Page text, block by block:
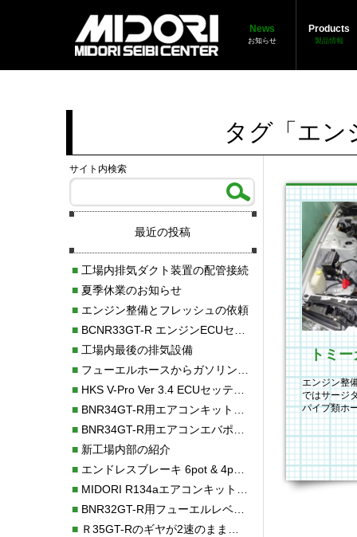
News
お知らせ
Products
製品情報
タグ「エン
エンジン整
ではサージ
パイプ類ホ
一新しま
サイト内検索
最近の投稿
■工場内排気ダクト装置の配管接続
■夏季休業のお知らせ
■エンジン整備とフレッシュの依頼
■BCNR33GT-R エンジンECUセッティング調整
■工場内最後の排気設備
■フューエルホースからガソリン漏れ
■HKS V-Pro Ver 3.4 ECUセッティング
■BNR34GT-R用エアコンキット新発売！！
■BNR34GT-R用エアコンエバポレーターを新発売！！
■新工場内部の紹介
■エンドレスブレーキ 6pot & 4potオーバーホール
■MIDORI R134aエアコンキットタイプⅡ取り付け
■BNR32GT-R用フューエルレベルセンサー新発売！！
■Ｒ35GT-Rのギヤが2速のまま変速しない！！